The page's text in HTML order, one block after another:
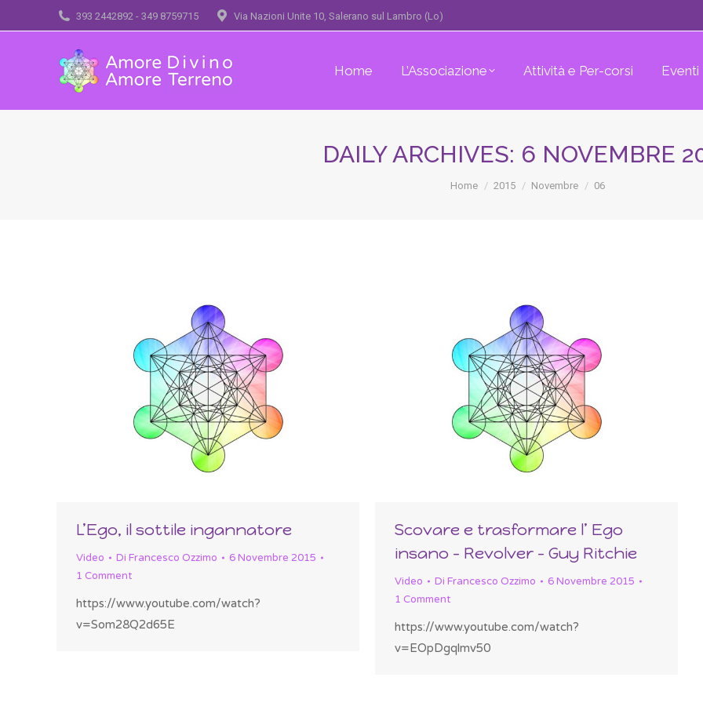
393 2442892 - 349 8759715 Via Nazioni Unite 10, Salerano sul Lambro (Lo)
Home L’Associazione Attività e Per-corsi Eventi
DAILY ARCHIVES: 6 NOVEMBRE
You are here:
Home 2015 Novembre 06
L’Ego, il sottile ingannatore
Video Di Francesco Ozzimo
6 Novembre 2015
1 Comment
https://www.youtube.com/watch?
v=Som28Q2d65E
Scovare e trasformare l’ Ego
insano – Revolver – Guy Ritchie
Video Di Francesco Ozzimo
6 Novembre 2015
1 Comment
https://www.youtube.com/watch?
v=EOpDgqlmv50